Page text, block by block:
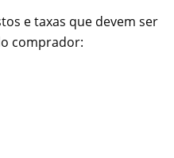
e taxas que devem ser
comprador: